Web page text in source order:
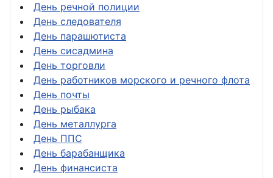
День речной полиции
День следователя
День парашютиста
День сисадмина
День торговли
День работников морского и речного флота
День почты
День рыбака
День металлурга
День ППС
День барабанщика
День финансиста